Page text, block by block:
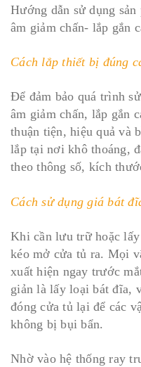
Hướng dẫn sử dụng
âm giảm chấn- lắp gắn
Cách lắp thiết bị đúng
Để đảm bảo quá trình
âm giảm chấn, lắp gắn
thuận tiện, hiệu quả và
lắp tại nơi khô thoáng,
theo thông số, kích
Cách sử dụng giá bát
Khi cần lưu trữ hoặc
kéo mở cửa tủ ra. Mọi
xuất hiện ngay trước
giản là lấy loại bát đĩa,
đóng cửa tủ lại để các
không bị bụi bẩn.
Nhờ vào hệ thống ray